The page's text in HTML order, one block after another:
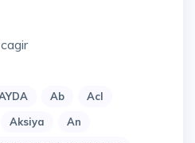
Ab
Acl
Aksiya
An